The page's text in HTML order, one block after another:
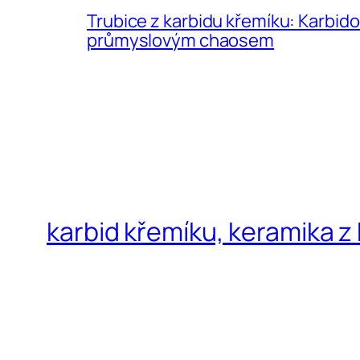
Trubice z karbidu křemíku:
průmyslovým chaosem
karbid křemíku, keramika